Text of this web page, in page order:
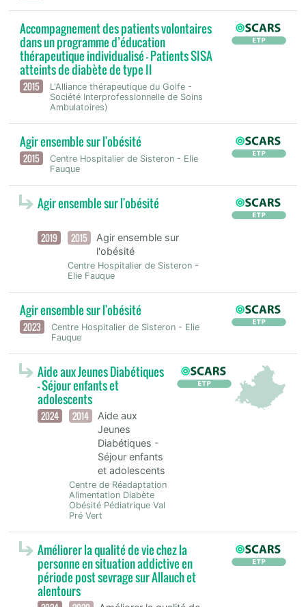
Accompagnement des patients volontaires
dans un programme d’éducation
thérapeutique individualisé - Patients SISA
atteints de diabète de type II
2015
L'Alliance thérapeutique du Golfe -
Société Interprofessionnelle de Soins
Ambulatoires)
Agir ensemble sur l'obésité
2015
Centre Hospitalier de Sisteron - Elie
Fauque
Agir ensemble sur l'obésité
2019 2015
Agir ensemble sur
l'obésité
Centre Hospitalier de Sisteron -
Elie Fauque
Agir ensemble sur l'obésité
2023
Centre Hospitalier de Sisteron - Elie
Fauque
Aide aux Jeunes Diabétiques
- Séjour enfants et
adolescents
2024 2014
Aide aux
Jeunes
Diabétiques -
Séjour enfants
et adolescents
Centre de Réadaptation
Alimentation Diabète
Obésité Pédiatrique Val
Pré Vert
Améliorer la qualité de vie chez la
personne en situation addictive en
période post sevrage sur Allauch et
alentours